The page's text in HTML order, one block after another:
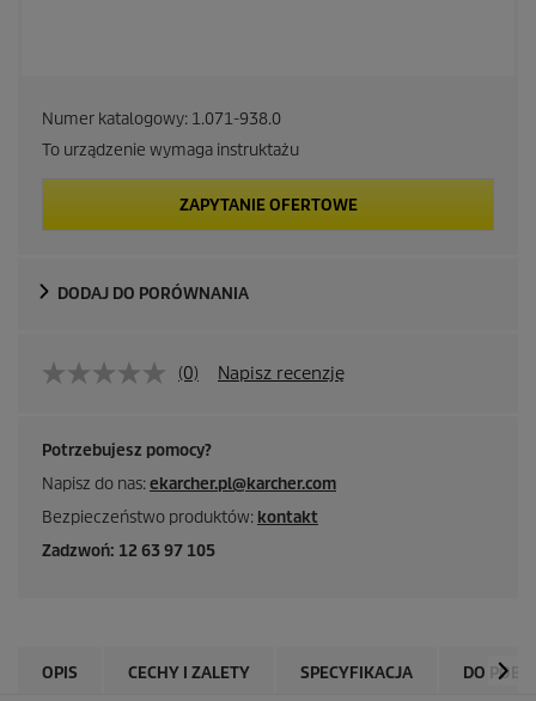
Numer katalogowy: 1.071-938.0
To urządzenie wymaga instruktażu
ZAPYTANIE OFERTOWE
DODAJ DO PORÓWNANIA
(0) Napisz recenzję
Potrzebujesz pomocy?
Napisz do nas:ekarcher.pl@karcher.com
Bezpieczeństwo produktów: kontakt
Zadzwoń: 12 63 97 105
OPIS CECHY I ZALETY SPECYFIKACJA DO